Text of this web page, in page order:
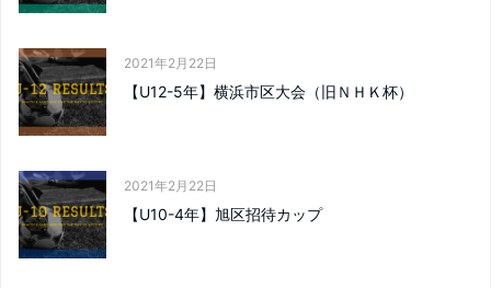
2021年2月22日
【U12-5年】横浜市区大会（旧ＮＨＫ杯）
2021年2月22日
【U10-4年】旭区招待カップ